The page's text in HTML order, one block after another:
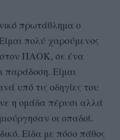
πρωτάθλημα ο
πολύ χαρούμενος
στον ΠΑΟΚ, σε ένα
παράδοση. Είμαι
υπό τις οδηγίες του
η ομάδα πέρυσι αλλά
οι οπαδοί.
Είδα με πόσο πάθος